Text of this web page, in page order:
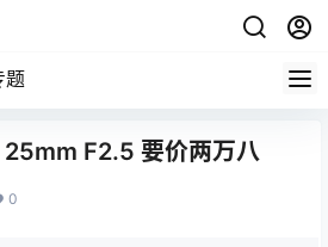
题
F2.5 要价两万八
0